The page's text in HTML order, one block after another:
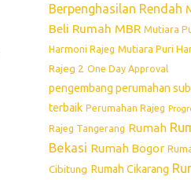
Berpenghasilan Rendah
Beli Rumah MBR Mutiara
Harmoni Rajeg Mutiara Puri
Rajeg 2 One Day Approval
pengembang perumahan
terbaik Perumahan Rajeg
Rajeg Tangerang Rumah
Bekasi Rumah Bogor
Cibitung Rumah Cikarang